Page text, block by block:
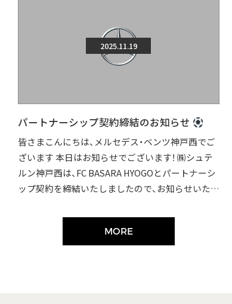
2025.11.19
パートナーシップ契約締結のお知らせ
皆さまこんにちは、メルセデス・ベンツ神戸西でご
ざいます 本日はお知らせでございます！ ㈱シュテ
ルン神戸西は、FC BASARA HYOGOとパートナーシ
ップ契約を締結いたしましたので、お知らせいたし
MORE